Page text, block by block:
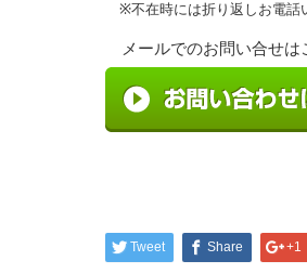
※不在時には折り返しお電話
メールでのお問い合せは
Tweet Share +1